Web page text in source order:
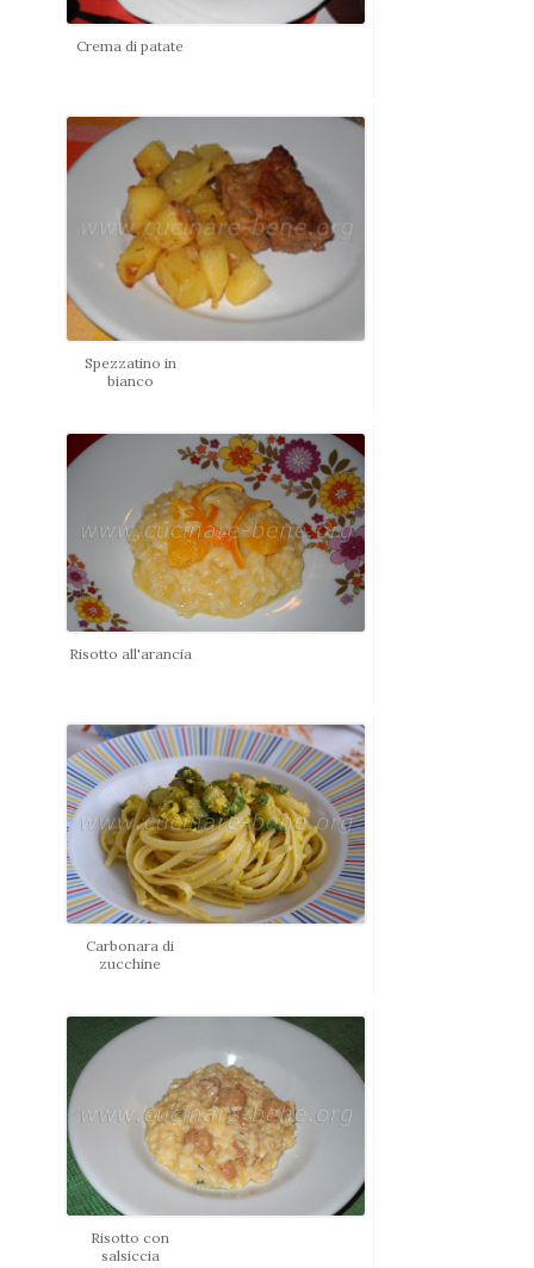
Crema di patate
Spezzatino in
bianco
Risotto all'arancia
Carbonara di
zucchine
Risotto con
salsiccia